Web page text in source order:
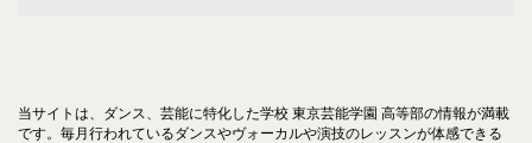
当サイトは、ダンス、芸能に特化した学校 東京芸能学園 高等部の情報が満載
です。毎月行われているダンスやヴォーカルや演技のレッスンが体感できる